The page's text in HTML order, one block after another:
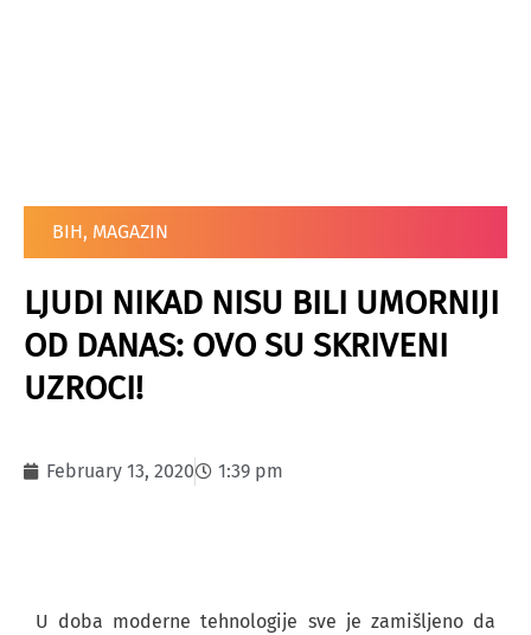
BIH, MAGAZIN
LJUDI NIKAD NISU BILI UMORNIJI
OD DANAS: OVO SU SKRIVENI
UZROCI!
February 13, 2020 1:39 pm
U doba moderne tehnologije sve je zamišljeno da